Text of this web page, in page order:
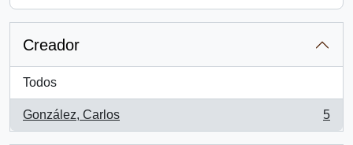
Creador
Todos
González, Carlos
, 5 resultados
5